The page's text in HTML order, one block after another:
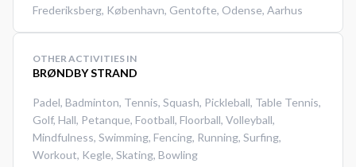
Frederiksberg, København, Gentofte, Odense, Aarhus
OTHER ACTIVITIES IN
BRØNDBY STRAND
Padel, Badminton, Tennis, Squash, Pickleball, Table Tennis,
Golf, Hall, Petanque, Football, Floorball, Volleyball,
Mindfulness, Swimming, Fencing, Running, Surfing,
Workout, Kegle, Skating, Bowling